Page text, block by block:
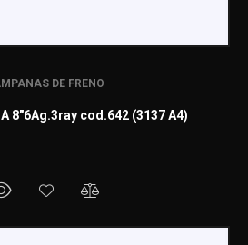
DE FRENO
8"6Ag.3ray cod.642 (3137 A4)